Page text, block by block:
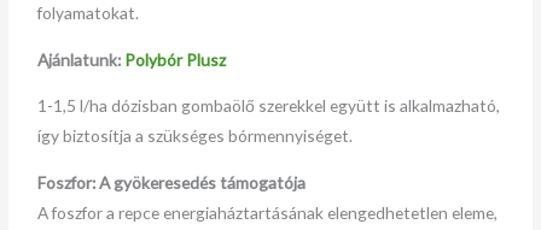
folyamatokat.
Ajánlatunk: Polybór Plusz
1-1,5 l/ha dózisban gombaölő szerekkel együtt is alkalmazható,
így biztosítja a szükséges bórmennyiséget.
Foszfor: A gyökeresedés támogatója
A foszfor a repce energiaháztartásának elengedhetetlen eleme,